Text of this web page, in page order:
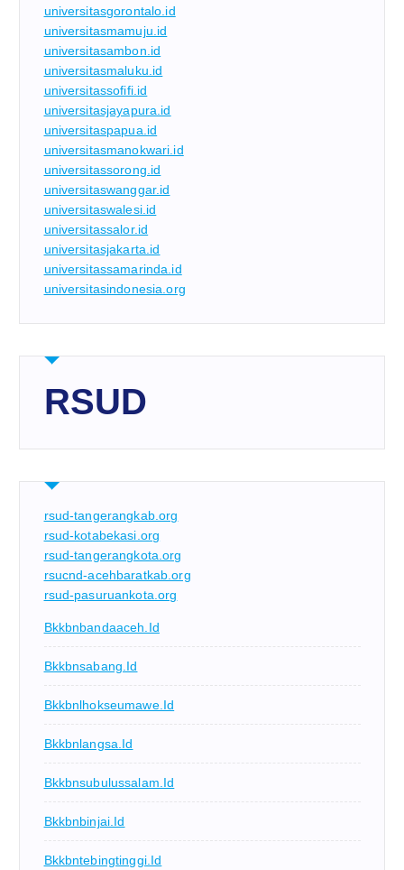
universitasgorontalo.id
universitasmamuju.id
universitasambon.id
universitasmaluku.id
universitassofifi.id
universitasjayapura.id
universitaspapua.id
universitasmanokwari.id
universitassorong.id
universitaswanggar.id
universitaswalesi.id
universitassalor.id
universitasjakarta.id
universitassamarinda.id
universitasindonesia.org
RSUD
rsud-tangerangkab.org
rsud-kotabekasi.org
rsud-tangerangkota.org
rsucnd-acehbaratkab.org
rsud-pasuruankota.org
Bkkbnbandaaceh.id
Bkkbnsabang.id
Bkkbnlhokseumawe.id
Bkkbnlangsa.id
Bkkbnsubulussalam.id
Bkkbnbinjai.id
Bkkbntebingtinggi.id